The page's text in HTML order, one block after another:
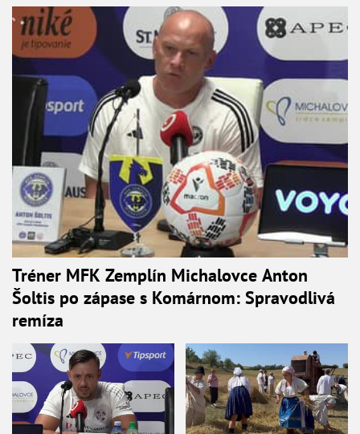
Tréner MFK Zemplín Michalovce Anton
Šoltis po zápase s Komárnom: Spravodlivá
remíza